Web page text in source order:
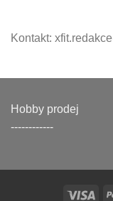
Kontakt:
Hobby prodej
------------